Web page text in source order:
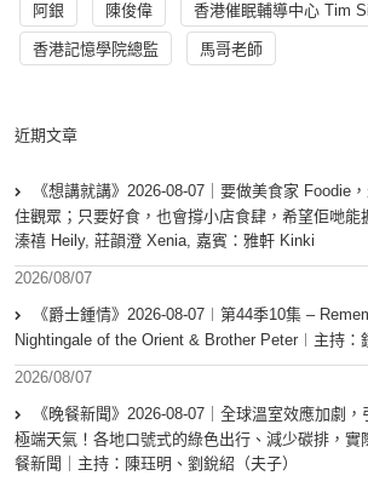
阿銀 陳俊偉 香港催眠輔導中心 Tim
香港記憶學院總監 馬哥老師
近期文章
《想講就講》2026-08-07｜要做美食家 Foodie
住觀眾；只要好食，也會撐小店食肆，希望佢哋能
溱禧 Heily, 莊韻澄 Xenia, 嘉賓：雅軒 Kinki
2026/08/07
《爵士鍾情》2026-08-07︱第44季10集 –
Nightingale of the Orient & Brother Peter︱主持：
2026/08/07
《晚餐新聞》2026-08-07｜全球溫室效應加劇
極端天氣！各地口號式的綠色出行、減少碳排，實
餐新聞｜主持：陳珏明、劉銳紹（夫子）